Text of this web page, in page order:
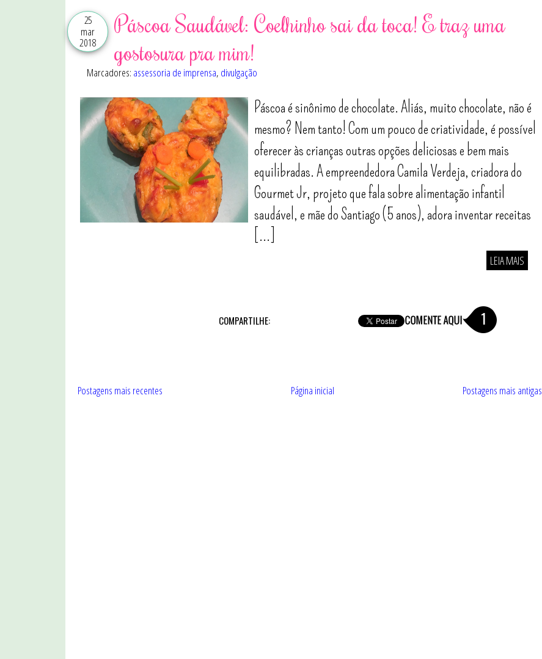
25
mar
2018
Páscoa Saudável: Coelhinho sai da toca! E traz uma
gostosura pra mim!
Marcadores: assessoria de imprensa, divulgação
Páscoa é sinônimo de chocolate. Aliás, muito chocolate, não é
mesmo? Nem tanto! Com um pouco de criatividade, é possível
oferecer às crianças outras opções deliciosas e bem mais
equilibradas. A empreendedora Camila Verdeja, criadora do
Gourmet Jr, projeto que fala sobre alimentação infantil
saudável, e mãe do Santiago (5 anos), adora inventar receitas
[...]
LEIA MAIS
1
COMPARTILHE:
Postagens mais recentes Postagens mais antigas
Página inicial